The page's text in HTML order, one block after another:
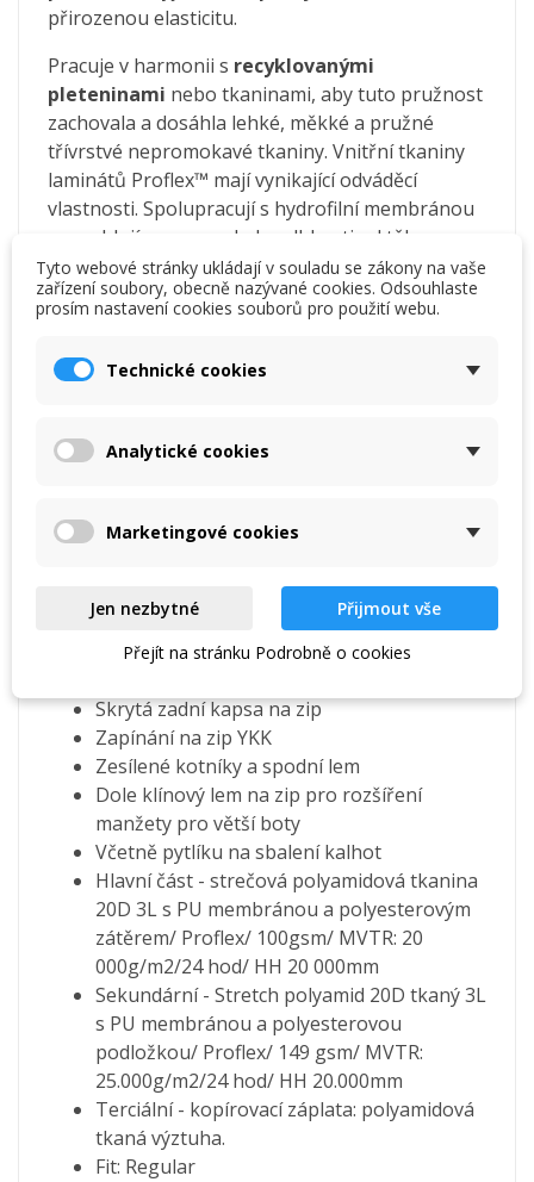
přirozenou elasticitu.
Pracuje v harmonii s recyklovanými
pleteninami nebo tkaninami, aby tuto pružnost
zachovala a dosáhla lehké, měkké a pružné
třívrstvé nepromokavé tkaniny. Vnitřní tkaniny
laminátů Proflex™ mají vynikající odváděcí
vlastnosti. Spolupracují s hydrofilní membránou
a urychlují proces pohybu vlhkosti od těla a ven
uceleným systémem. Úprava DWR na lícové
tkanině udržuje membránu v co nejlepším stavu.
Kalhoty můžete vrstvit a do větší zimy můžete
Kalhoty Rab Kinetic 2.0
Zipy kapes YKK Aquaguard
Nízkoprofilová pružná šňůrka v pase
Elastický pas se silikonovým
Skrytá zadní kapsa na zip
Zapínání na zip YKK
Zesílené kotníky a spodní lem
Dole klínový lem na zip pro rozšíření
manžety pro větší boty
Včetně pytlíku na sbalení kalhot
Hlavní část - strečová polyamidová tkanina
20D 3L s PU membránou a polyesterovým
zátěrem/ Proflex/ 100gsm/ MVTR: 20
000g/m2/24 hod/ HH 20 000mm
Sekundární - Stretch polyamid 20D tkaný 3L
s PU membránou a polyesterovou
podložkou/ Proflex/ 149 gsm/ MVTR:
25.000g/m2/24 hod/ HH 20.000mm
Terciální - kopírovací záplata: polyamidová
tkaná výztuha.
Fit: Regular
Tyto webové stránky ukládají v souladu se zákony na vaše
zařízení soubory, obecně nazývané cookies. Odsouhlaste
prosím nastavení cookies souborů pro použití webu.
Technické cookies
Analytické cookies
Marketingové cookies
Jen nezbytné
Přijmout vše
Přejít na stránku Podrobně o cookies